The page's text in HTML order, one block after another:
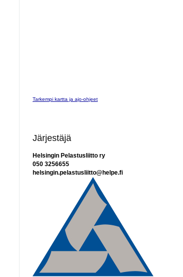
Tarkempi kartta ja ajo-ohjeet
Järjestäjä
Helsingin Pelastusliitto ry
050 3256655
helsingin.pelastusliitto@helpe.fi